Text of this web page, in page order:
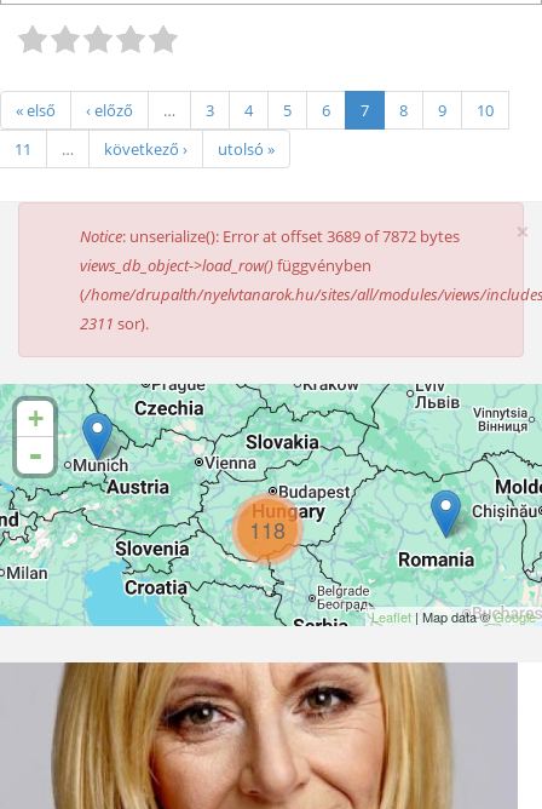
« első ‹ előző … 3 4 5 6 7 8 9
10
11
… következő › utolsó »
×
HIBAÜZENET
Notice: unserialize(): Error at offset 3689 of 7872 bytes
views_db_object->load_row() függvényben
(/home/drupalth/nyelvtanarok.hu/sites/all/modules/views/
2311 sor).
118
+
-
Leaflet | Map data ©Google